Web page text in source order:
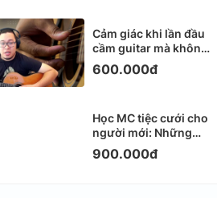
Cảm giác khi lần đầu
cầm guitar mà không
biết bắt đầu từ đâu
600.000đ
Học MC tiệc cưới cho
người mới: Những
ngày đầu thực sự khá
ngợp
900.000đ